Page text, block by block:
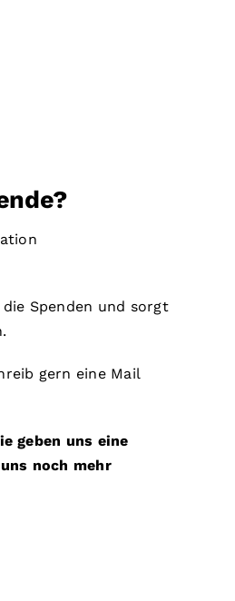
Spenden und sorgt
gern eine Mail
geben uns eine
noch mehr